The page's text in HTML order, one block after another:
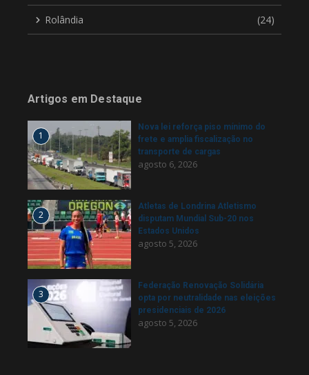
Rolândia (24)
Artigos em Destaque
1
Nova lei reforça piso mínimo do
frete e amplia fiscalização no
transporte de cargas
agosto 6, 2026
2
Atletas de Londrina Atletismo
disputam Mundial Sub-20 nos
Estados Unidos
agosto 5, 2026
3
Federação Renovação Solidária
opta por neutralidade nas eleições
presidenciais de 2026
agosto 5, 2026